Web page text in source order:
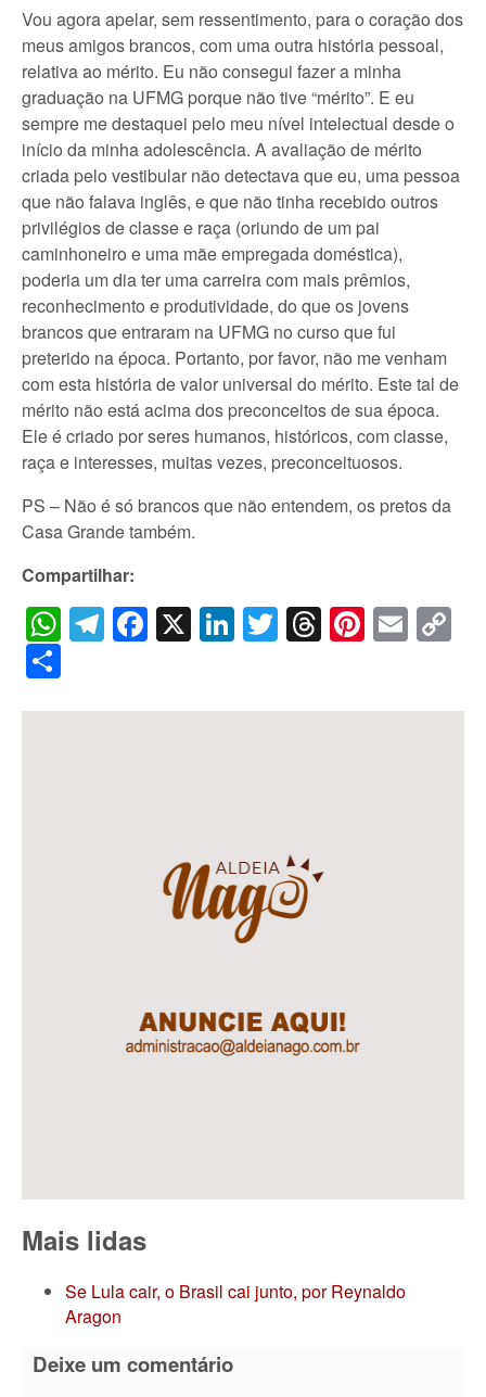
Vou agora apelar, sem ressentimento, para o coração dos
meus amigos brancos, com uma outra história pessoal,
relativa ao mérito. Eu não consegui fazer a minha
graduação na UFMG porque não tive “mérito”. E eu
sempre me destaquei pelo meu nível intelectual desde o
início da minha adolescência. A avaliação de mérito
criada pelo vestibular não detectava que eu, uma pessoa
que não falava inglês, e que não tinha recebido outros
privilégios de classe e raça (oriundo de um pai
caminhoneiro e uma mãe empregada doméstica),
poderia um dia ter uma carreira com mais prêmios,
reconhecimento e produtividade, do que os jovens
brancos que entraram na UFMG no curso que fui
preterido na época. Portanto, por favor, não me venham
com esta história de valor universal do mérito. Este tal de
mérito não está acima dos preconceitos de sua época.
Ele é criado por seres humanos, históricos, com classe,
raça e interesses, muitas vezes, preconceituosos.
PS – Não é só brancos que não entendem, os pretos da
Casa Grande também.
Compartilhar:
WhatsApp
Telegram
Facebook
X LinkedIn
Twitter
Threads
Mais lidas
Se Lula cair, o Brasil cai junto, por Reynaldo
Aragon
Deixe um comentário